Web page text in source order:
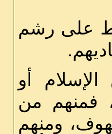
على رشم
الإسلام أو
فمنهم من
ومنهم